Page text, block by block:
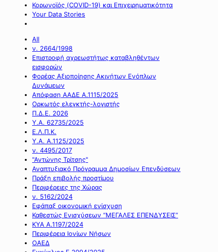
Κορωνοϊός (COVID-19) και Επιχειρηματικότητα
Your Data Stories
All
ν. 2664/1998
Επιστροφή αχρεωστήτως καταβληθέντων
εισφορών
Φορέας Αξιοποίησης Ακινήτων Ενόπλων
Δυνάμεων
Απόφαση ΑΑΔΕ Α.1115/2025
Ορκωτός ελεγκτής-λογιστής
Π.Δ.Ε. 2026
Υ.Α. 62735/2025
Ε.Λ.Π.Κ.
Υ.Α. Α.1125/2025
ν. 4495/2017
"Αντώνης Τρίτσης"
Αναπτυξιακό Πρόγραμμα Δημοσίων Επενδύσεων
Πράξη επιβολής προστίμου
Περιφέρειες της Χώρας
ν. 5162/2024
Εφάπαξ οικονομική ενίσχυση
Καθεστώς Ενισχύσεων “ΜΕΓΑΛΕΣ ΕΠΕΝΔΥΣΕΙΣ”
ΚΥΑ Α.1197/2024
Περιφέρεια Ιονίων Νήσων
ΟΑΕΔ